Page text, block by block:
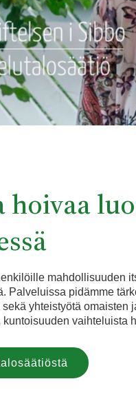
hoivaa
mahdollisuuden
Palveluissa pidämme
yhteistyötä omaisten
vaihteluista